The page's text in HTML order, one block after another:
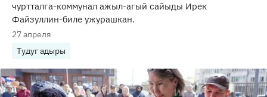
чуртталга-коммунал ажыл-агый сайыды Ирек
Файзуллин-биле ужурашкан.
27 апреля
Тудуг адыры